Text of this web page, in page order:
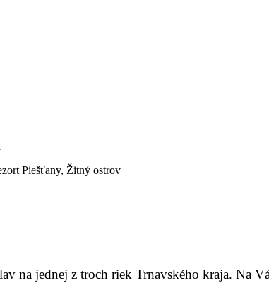
Piešťany, Žitný ostrov
na jednej z troch riek Trnavského kraja. Na